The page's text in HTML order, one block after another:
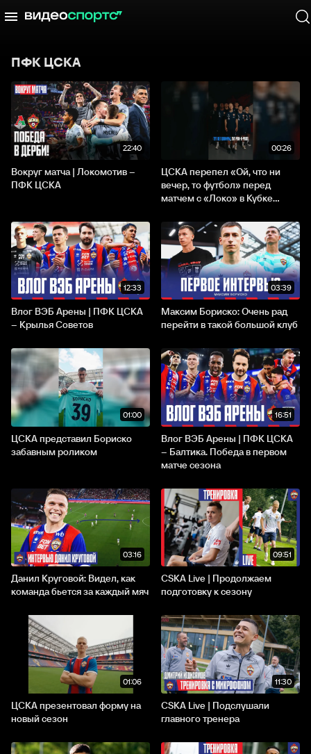
ПФК ЦСКА
22:40
Вокруг матча | Локомотив –
ПФК ЦСКА
00:26
ЦСКА перепел «Ой, что ни
вечер, то футбол» перед
матчем с «Локо» в Кубке...
12:33
Влог ВЭБ Арены | ПФК ЦСКА
– Крылья Советов
03:39
Максим Бориско: Очень рад
перейти в такой большой клуб
01:00
ЦСКА представил Бориско
забавным роликом
16:51
Влог ВЭБ Арены | ПФК ЦСКА
– Балтика. Победа в первом
матче сезона
03:16
Данил Круговой: Видел, как
команда бьется за каждый мяч
09:51
CSKA Live | Продолжаем
подготовку к сезону
01:06
ЦСКА презентовал форму на
новый сезон
11:30
CSKA Live | Подслушали
главного тренера